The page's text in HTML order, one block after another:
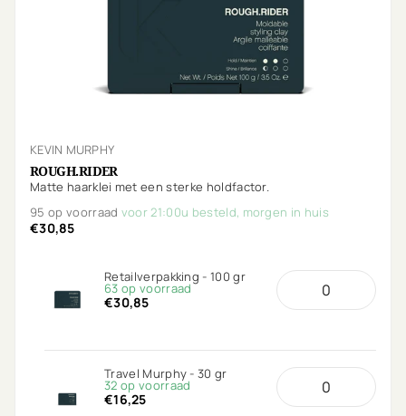
KEVIN MURPHY
ROUGH.RIDER
Matte haarklei met een sterke holdfactor.
95 op voorraad voor 21:00u besteld, morgen in huis
€30,85
Retailverpakking - 100 gr
63 op voorraad
€30,85
Travel Murphy - 30 gr
32 op voorraad
€16,25